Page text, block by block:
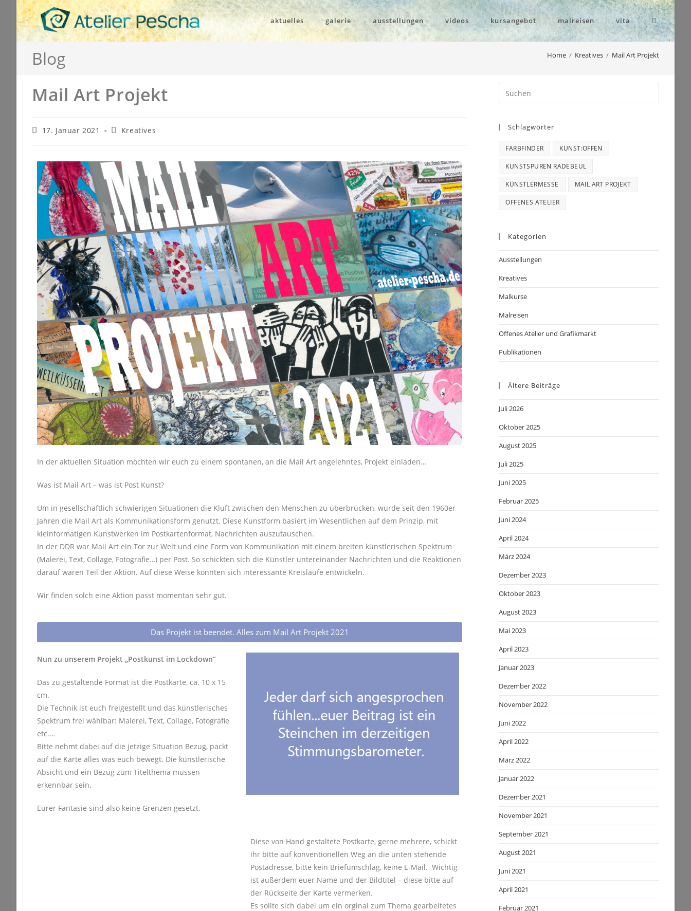
aktuelles galerie ausstellungen videos kursangebot malreisen vita
Blog Home / Kreatives / Mail Art Projekt
Mail Art Projekt
17. Januar 2021 Kreatives
In der aktuellen Situation möchten wir euch zu einem spontanen, an die Mail Art angelehntes, Projekt einladen…
Was ist Mail Art – was ist Post Kunst?
Um in gesellschaftlich schwierigen Situationen die Kluft zwischen den Menschen zu überbrücken, wurde seit den 1960er
Jahren die Mail Art als Kommunikationsform genutzt. Diese Kunstform basiert im Wesentlichen auf dem Prinzip, mit
kleinformatigen Kunstwerken im Postkartenformat, Nachrichten auszutauschen.
In der DDR war Mail Art ein Tor zur Welt und eine Form von Kommunikation mit einem breiten künstlerischen Spektrum
(Malerei, Text, Collage, Fotografie…) per Post. So schickten sich die Künstler untereinander Nachrichten und die Reaktionen
darauf waren Teil der Aktion. Auf diese Weise konnten sich interessante Kreisläufe entwickeln.
Wir finden solch eine Aktion passt momentan sehr gut.
Das Projekt ist beendet. Alles zum Mail Art Projekt 2021
Nun zu unserem Projekt „Postkunst im Lockdown“
Das zu gestaltende Format ist die Postkarte, ca. 10 x 15
cm.
Die Technik ist euch freigestellt und das künstlerisches
Spektrum frei wählbar: Malerei, Text, Collage, Fotografie
etc.…
Bitte nehmt dabei auf die jetzige Situation Bezug, packt
auf die Karte alles was euch bewegt. Die künstlerische
Absicht und ein Bezug zum Titelthema müssen
erkennbar sein.
Eurer Fantasie sind also keine Grenzen gesetzt.
Diese von Hand gestaltete Postkarte, gerne mehrere, schickt
ihr bitte auf konventionellen Weg an die unten stehende
Postadresse, bitte kein Briefumschlag, keine E-Mail. Wichtig
ist außerdem euer Name und der Bildtitel – diese bitte auf
der Rückseite der Karte vermerken.
Es sollte sich dabei um ein orginal zum Thema gearbeitetes
Schlagwörter
FARBFINDER KUNST:OFFEN
KUNSTSPUREN RADEBEUL
KÜNSTLERMESSE MAIL ART PROJEKT
OFFENES ATELIER
Kategorien
Ausstellungen
Kreatives
Malkurse
Malreisen
Offenes Atelier und Grafikmarkt
Publikationen
Ältere Beiträge
Juli 2026
Oktober 2025
August 2025
Juli 2025
Juni 2025
Februar 2025
Juni 2024
April 2024
März 2024
Dezember 2023
Oktober 2023
August 2023
Mai 2023
April 2023
Januar 2023
Dezember 2022
November 2022
Juni 2022
April 2022
März 2022
Januar 2022
Dezember 2021
November 2021
September 2021
August 2021
Juni 2021
April 2021
Februar 2021